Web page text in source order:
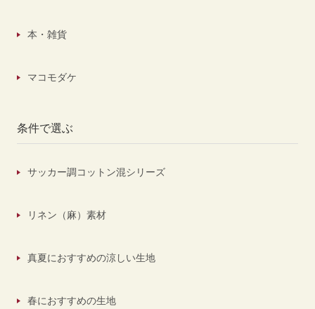
本・雑貨
マコモダケ
条件で選ぶ
サッカー調コットン混シリーズ
リネン（麻）素材
真夏におすすめの涼しい生地
春におすすめの生地